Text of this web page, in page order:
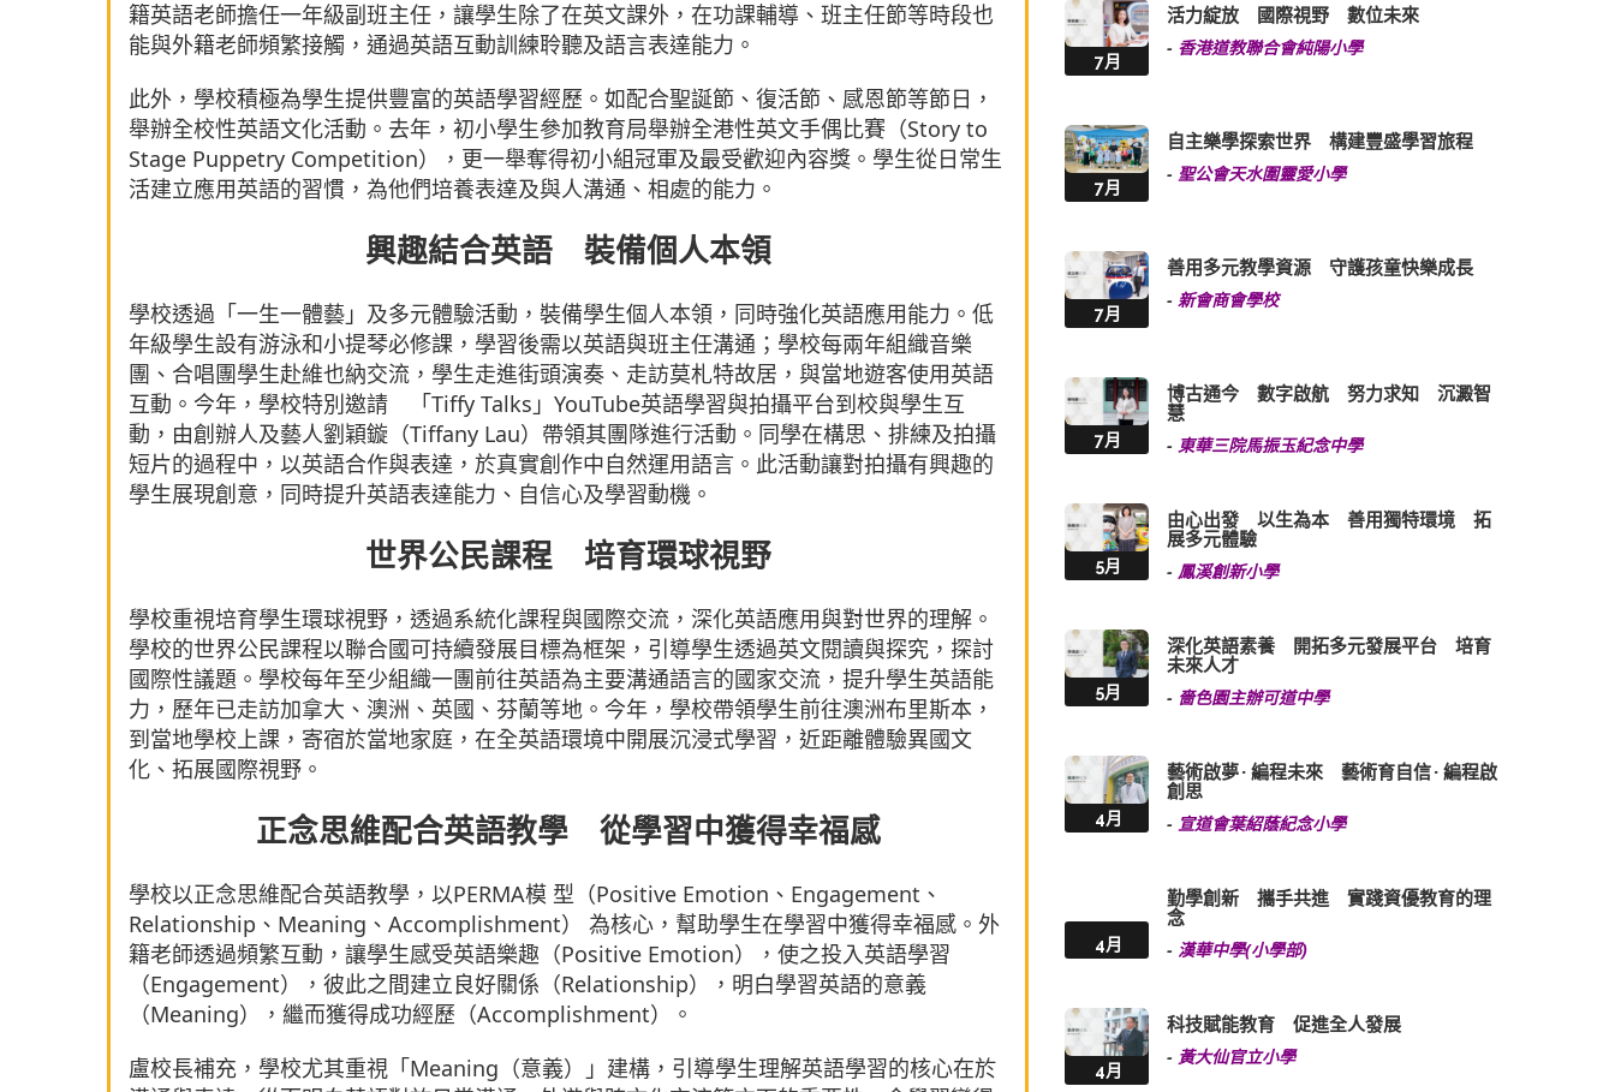
籍英語老師擔任一年級副班主任，讓學生除了在英文課外，在功課輔導、班主任節等時段也
能與外籍老師頻繁接觸，通過英語互動訓練聆聽及語言表達能力。
此外，學校積極為學生提供豐富的英語學習經歷。如配合聖誕節、復活節、感恩節等節日，
舉辦全校性英語文化活動。去年，初小學生參加教育局舉辦全港性英文手偶比賽（Story to
Stage Puppetry Competition），更一舉奪得初小組冠軍及最受歡迎內容獎。學生從日常生
活建立應用英語的習慣，為他們培養表達及與人溝通、相處的能力。
興趣結合英語 裝備個人本領
學校透過「一生一體藝」及多元體驗活動，裝備學生個人本領，同時強化英語應用能力。低
年級學生設有游泳和小提琴必修課，學習後需以英語與班主任溝通；學校每兩年組織音樂
團、合唱團學生赴維也納交流，學生走進街頭演奏、走訪莫札特故居，與當地遊客使用英語
互動。今年，學校特別邀請 「Tiffy Talks」YouTube英語學習與拍攝平台到校與學生互
動，由創辦人及藝人劉穎鏇（Tiffany Lau）帶領其團隊進行活動。同學在構思、排練及拍攝
短片的過程中，以英語合作與表達，於真實創作中自然運用語言。此活動讓對拍攝有興趣的
學生展現創意，同時提升英語表達能力、自信心及學習動機。
世界公民課程 培育環球視野
學校重視培育學生環球視野，透過系統化課程與國際交流，深化英語應用與對世界的理解。
學校的世界公民課程以聯合國可持續發展目標為框架，引導學生透過英文閱讀與探究，探討
國際性議題。學校每年至少組織一團前往英語為主要溝通語言的國家交流，提升學生英語能
力，歷年已走訪加拿大、澳洲、英國、芬蘭等地。今年，學校帶領學生前往澳洲布里斯本，
到當地學校上課，寄宿於當地家庭，在全英語環境中開展沉浸式學習，近距離體驗異國文
化、拓展國際視野。
正念思維配合英語教學 從學習中獲得幸福感
學校以正念思維配合英語教學，以PERMA模 型（Positive Emotion、Engagement、
Relationship、Meaning、Accomplishment） 為核心，幫助學生在學習中獲得幸福感。外
籍老師透過頻繁互動，讓學生感受英語樂趣（Positive Emotion），使之投入英語學習
（Engagement），彼此之間建立良好關係（Relationship），明白學習英語的意義
（Meaning），繼而獲得成功經歷（Accomplishment）。
盧校長補充，學校尤其重視「Meaning（意義）」建構，引導學生理解英語學習的核心在於
7月
活力綻放 國際視野 數位未來
- 香港道教聯合會純陽小學
7月
自主樂學探索世界 構建豐盛學習旅程
-聖公會天水圍靈愛小學
7月
善用多元教學資源 守護孩童快樂成長
-新會商會學校
7月
博古通今 數字啟航 努力求知 沉澱智
慧
-東華三院馬振玉紀念中學
5月
由心出發 以生為本 善用獨特環境 拓
展多元體驗
-鳳溪創新小學
5月
深化英語素養 開拓多元發展平台 培育
未來人才
- 嗇色園主辦可道中學
4月
藝術啟夢 · 編程未來 藝術育自信 · 編程啟
創思
- 宣道會葉紹蔭紀念小學
4月
勤學創新 攜手共進 實踐資優教育的理
念
- 漢華中學(小學部)
4月
科技賦能教育 促進全人發展
-黃大仙官立小學